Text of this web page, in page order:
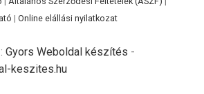
| Online elállási nyilatkozat
: Gyors Weboldal készítés -
keszites.hu